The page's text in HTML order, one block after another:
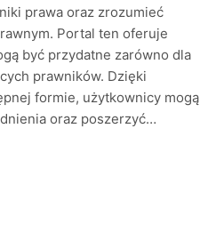
prawa oraz zrozumieć
Portal ten oferuje
być przydatne zarówno dla
prawników. Dzięki
formie, użytkownicy mogą
oraz poszerzyć…